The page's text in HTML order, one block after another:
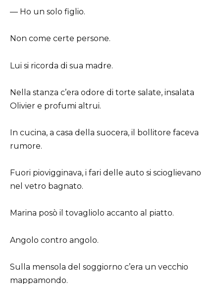
— Ho un solo figlio.
Non come certe persone.
Lui si ricorda di sua madre.
Nella stanza c’era odore di torte salate, insalata
Olivier e profumi altrui.
In cucina, a casa della suocera, il bollitore faceva
rumore.
Fuori piovigginava, i fari delle auto si scioglievano
nel vetro bagnato.
Marina posò il tovagliolo accanto al piatto.
Angolo contro angolo.
Sulla mensola del soggiorno c’era un vecchio
mappamondo.